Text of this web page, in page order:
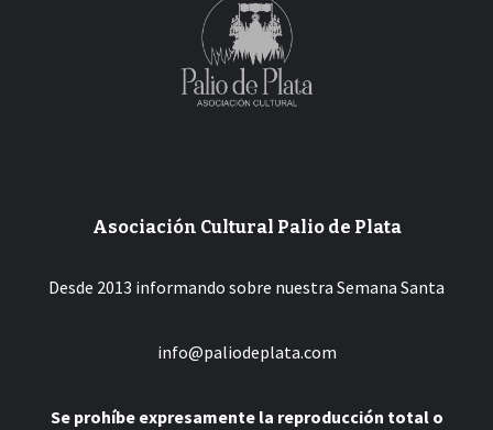
Asociación Cultural Palio de Plata
Desde 2013 informando sobre nuestra Semana Santa
info@paliodeplata.com
Se prohíbe expresamente la reproducción total o